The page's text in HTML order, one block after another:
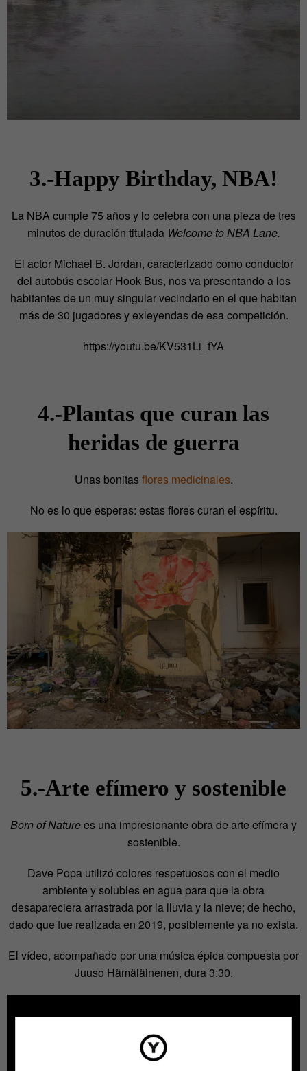
3.-Happy Birthday, NBA!
La NBA cumple 75 años y lo celebra con una pieza de tres
minutos de duración titulada Welcome to NBA Lane.
El actor Michael B. Jordan, caracterizado como conductor
del autobús escolar Hook Bus, nos va presentando a los
habitantes de un muy singular vecindario en el que habitan
más de 30 jugadores y exleyendas de esa competición.
https://youtu.be/KV531Li_fYA
4.-Plantas que curan las
heridas de guerra
Unas bonitasflores medicinales.
No es lo que esperas: estas flores curan el espíritu.
5.-Arte efímero y sostenible
Born of Naturees una impresionante obra de arte efímera y
sostenible.
Dave Popa utilizó colores respetuosos con el medio
ambiente y solubles en agua para que la obra
desapareciera arrastrada por la lluvia y la nieve; de hecho,
dado que fue realizada en 2019, posiblemente ya no exista.
El vídeo, acompañado por una música épica compuesta por
Juuso Hämäläinenen, dura 3:30.